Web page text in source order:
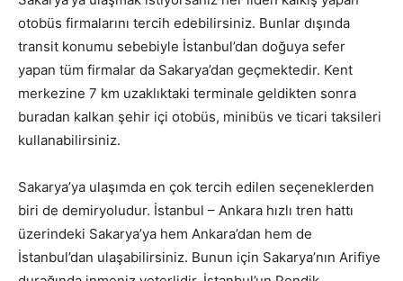
otobüs firmalarını tercih edebilirsiniz. Bunlar dışında
transit konumu sebebiyle İstanbul’dan doğuya sefer
yapan tüm firmalar da Sakarya’dan geçmektedir. Kent
merkezine 7 km uzaklıktaki terminale geldikten sonra
buradan kalkan şehir içi otobüs, minibüs ve ticari taksileri
kullanabilirsiniz.
Sakarya’ya ulaşımda en çok tercih edilen seçeneklerden
biri de demiryoludur. İstanbul – Ankara hızlı tren hattı
üzerindeki Sakarya’ya hem Ankara’dan hem de
İstanbul’dan ulaşabilirsiniz. Bunun için Sakarya’nın Arifiye